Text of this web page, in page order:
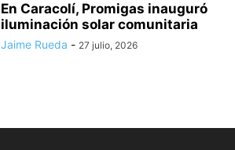
En Caracolí, Promigas inauguró
iluminación solar comunitaria
Jaime Rueda - 27 julio, 2026